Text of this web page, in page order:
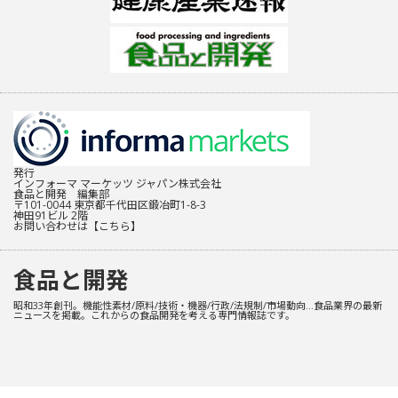
発行
インフォーマ マーケッツ ジャパン株式会社
食品と開発 編集部
〒101-0044 東京都千代田区鍛冶町1-8-3
神田91ビル 2階
お問い合わせは 【こちら】
食品と開発
昭和33年創刊。機能性素材/原料/技術・機器/行政/法規制/市場動向…食品業界の最新
ニュースを掲載。これからの食品開発を考える専門情報誌です。